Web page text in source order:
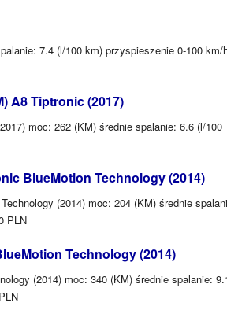
7.4 (l/100 km) przyspieszenie 0-100 km/
A8 Tiptronic (2017)
moc: 262 (KM) średnie spalanie: 6.6 (l/100
BlueMotion Technology (2014)
(2014) moc: 204 (KM) średnie
PLN
Technology (2014)
(2014) moc: 340 (KM) średnie spalanie: